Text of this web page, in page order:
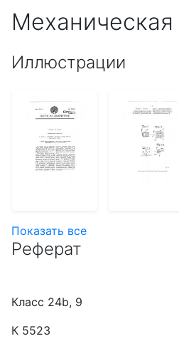
Иллюстрации
Показать все
Реферат
Класс 24b, 9
К 5523